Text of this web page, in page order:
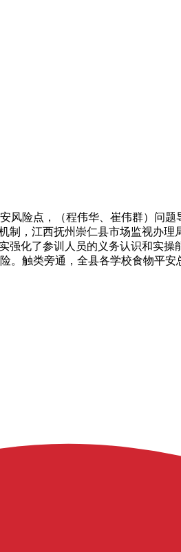
险点，（程伟华、崔伟群）问题
，江西抚州崇仁县市场监视办理
强化了参训人员的义务认识和实操
触类旁通，全县各学校食物平安